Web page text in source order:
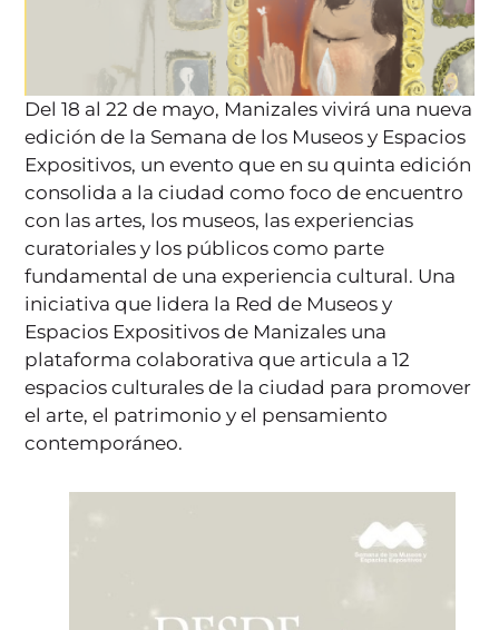
Del 18 al 22 de mayo, Manizales vivirá una nueva
edición de la Semana de los Museos y Espacios
Expositivos, un evento que en su quinta edición
consolida a la ciudad como foco de encuentro
con las artes, los museos, las experiencias
curatoriales y los públicos como parte
fundamental de una experiencia cultural. Una
iniciativa que lidera la Red de Museos y
Espacios Expositivos de Manizales una
plataforma colaborativa que articula a 12
espacios culturales de la ciudad para promover
el arte, el patrimonio y el pensamiento
contemporáneo.